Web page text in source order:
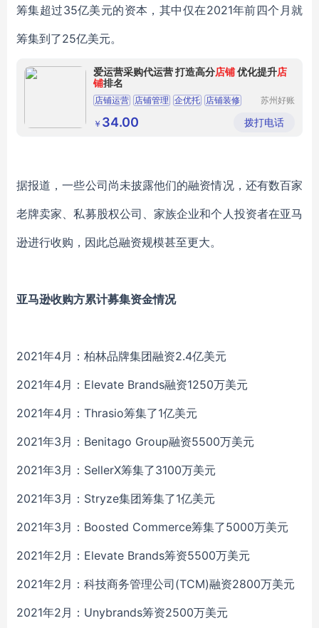
筹集超过35亿美元的资本，其中仅在2021年前四个月就
筹集到了25亿美元。
爱运营采购代运营 打造高分店铺优化提升店
铺排名
店铺运营 店铺管理 企优托 店铺装修
高效运营
苏州好账
询有限公
司
￥ 34.00 拨打电话
据报道，一些公司尚未披露他们的融资情况，还有数百家
老牌卖家、私募股权公司、家族企业和个人投资者在亚马
逊进行收购，因此总融资规模甚至更大。
亚马逊收购方累计募集资金情况
2021年4月：柏林品牌集团融资2.4亿美元
2021年4月：Elevate Brands融资1250万美元
2021年4月：Thrasio筹集了1亿美元
2021年3月：Benitago Group融资5500万美元
2021年3月：SellerX筹集了3100万美元
2021年3月：Stryze集团筹集了1亿美元
2021年3月：Boosted Commerce筹集了5000万美元
2021年2月：Elevate Brands筹资5500万美元
2021年2月：科技商务管理公司(TCM)融资2800万美元
2021年2月：Unybrands筹资2500万美元